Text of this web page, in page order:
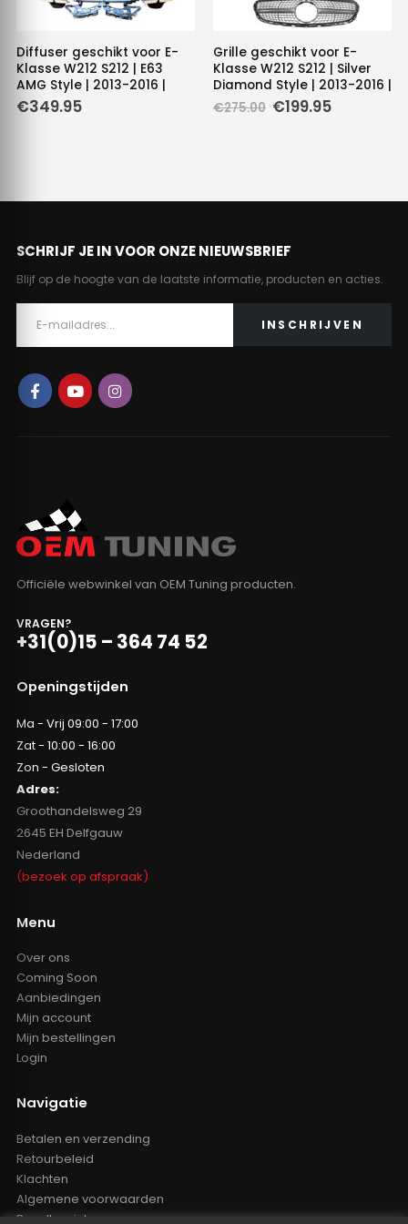
Diffuser geschikt voor E-
Klasse W212 S212 | E63
AMG Style | 2013-2016 |
€349.95
Grille geschikt voor E-
Klasse W212 S212 | Silver
Diamond Style | 2013-2016 |
€275.00 Oorspronkelijke
€199.95Huidige
SCHRIJF JE IN VOOR ONZE NIEUWSBRIEF
Blijf op de hoogte van de laatste informatie, producten en acties.
Officiële webwinkel van OEM Tuning producten.
VRAGEN?
+31(0)15 – 364 74 52
Openingstijden
Ma - Vrij 09:00 - 17:00
Zat - 10:00 - 16:00
Zon - Gesloten
Adres:
Groothandelsweg 29
2645 EH Delfgauw
Nederland
(bezoek op afspraak)
Menu
Over ons
Coming Soon
Aanbiedingen
Mijn account
Mijn bestellingen
Login
Navigatie
Betalen en verzending
Retourbeleid
Klachten
Algemene voorwaarden
Resellers inlog